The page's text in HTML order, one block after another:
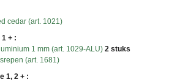
cedar (art. 1021)
+ :
1 mm (art. 1029-ALU) 2 stuks
(art. 1681)
1, 2 + :